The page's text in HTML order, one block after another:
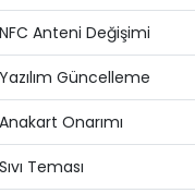
Anteni Değişimi
Güncelleme
Onarımı
Teması